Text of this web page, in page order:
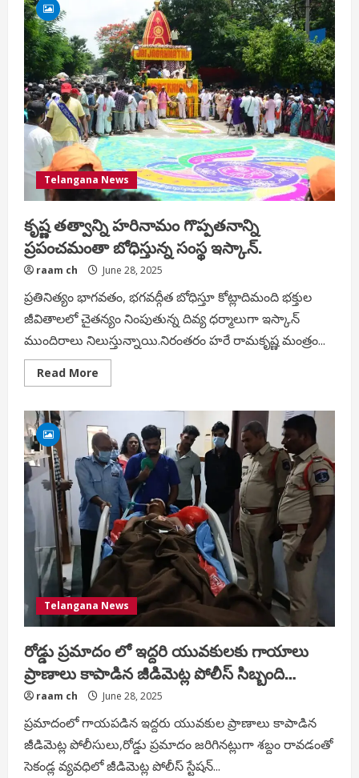
దయాకర్
రావు
గారి
ఆదేశాల
మేరకు…
Telangana News
కృష్ణ తత్వాన్ని హరినామం గొప్పతనాన్ని
ప్రపంచమంతా బోధిస్తున్న సంస్థ ఇస్కాన్.
raam ch June 28, 2025
ప్రతినిత్యం భాగవతం, భగవద్గీత బోధిస్తూ కోట్లాదిమంది భక్తుల
జీవితాలలో చైతన్యం నింపుతున్న దివ్య ధర్మాలుగా ఇస్కాన్
ముందిరాలు నిలుస్తున్నాయి.నిరంతరం హరే రామకృష్ణ మంత్రం...
Read More
more
హరినామం
గొప్పతనాన్ని
ప్రపంచమంతా
బోధిస్తున్న
సంస్థ
ఇస్కాన్.
Telangana News
రోడ్డు ప్రమాదం లో ఇద్దరి యువకులకు గాయాలు
ప్రాణాలు కాపాడిన జీడిమెట్ల పోలీస్ సిబ్బంది…
raam ch June 28, 2025
ప్రమాదంలో గాయపడిన ఇద్దరు యువకుల ప్రాణాలు కాపాడిన
జీడిమెట్ల పోలీసులు,రోడ్డు ప్రమాదం జరిగినట్లుగా శబ్దం రావడంతో
సెకండ్ల వ్యవధిలో జీడిమెట్ల పోలీస్ స్టేషన్...